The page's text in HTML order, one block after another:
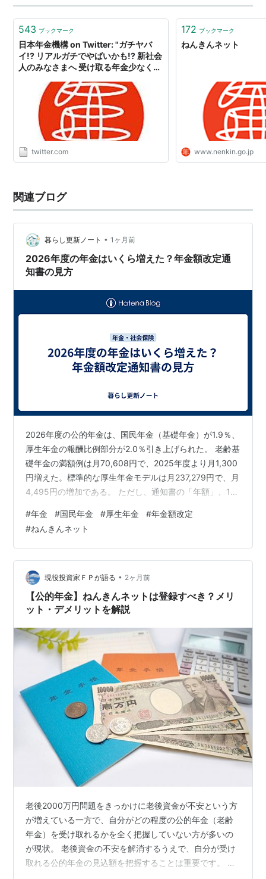
543 ブックマーク
日本年金機構 on Twitter: "ガチヤバ
イ!? リアルガチでやばいかも!? 新社会
人のみなさまへ 受け取る年金少なくな
twitter.com
172 ブックマーク
ねんきんネット
www.nenkin.go.jp
関連ブログ
暮らし更新ノート • 1ヶ月前
2026年度の年金はいくら増えた？年金額改定通
知書の見方
2026年度の公的年金は、国民年金（基礎年金）が1.9％、
厚生年金の報酬比例部分が2.0％引き上げられた。 老齢基
礎年金の満額例は月70,608円で、2025年度より月1,300
円増えた。標準的な厚生年金モデルは月237,279円で、月
4,495円の増加である。 ただし、通知書の「年額」、1回
別の数字だ。この記事では、年金額改定通知書と年金振
込通知書の読み方、増額したのに手取りがあまり増えな
い理由を整理する。 改定対象2026年4月分から 支払への
反映原則2026年6月15日支払分から 基礎年金満額例月
70,608円。前年度比＋1,300円 標…
#年金 #国民年金 #厚生年金 #年金額改定
#ねんきんネット
現役投資家ＦＰが語る • 2ヶ月前
【公的年金】ねんきんネットは登録すべき？メリ
ット・デメリットを解説
老後2000万円問題をきっかけに老後資金が不安という方
が増えている一方で、自分がどの程度の公的年金（老齢
年金）を受け取れるかを全く把握していない方が多いの
が現状。 老後資金の不安を解消するうえで、自分が受け
取れる公的年金の見込額を把握することは重要です。 現